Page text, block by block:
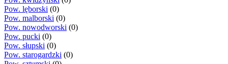
Pow. lęborski (0)
Pow. malborski (0)
Pow. nowodworski (0)
Pow. pucki (0)
Pow. słupski (0)
Pow. starogardzki (0)